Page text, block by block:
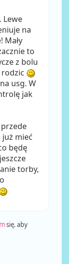
Lewe
na
Mały
to
z bolu
usg. W
jak
już mieć
będę
jeszcze
torby,
się, aby